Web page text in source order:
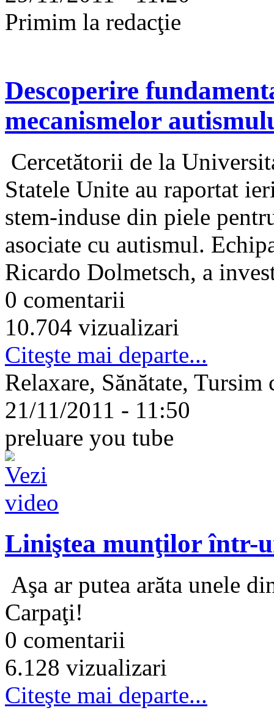
Primim la redacţie
Descoperire
mecanismelor
Cercetătorii de la
Statele Unite au raportat
stem-induse din piele
asociate cu autismul.
Ricardo Dolmetsch, a
0 comentarii
10.704 vizualizari
Citeşte mai departe...
Relaxare, Sănătate,
21/11/2011 - 11:50
preluare you tube
Liniştea munţilor într-
Aşa ar putea arăta unele
Carpaţi!
0 comentarii
6.128 vizualizari
Citeşte mai departe...